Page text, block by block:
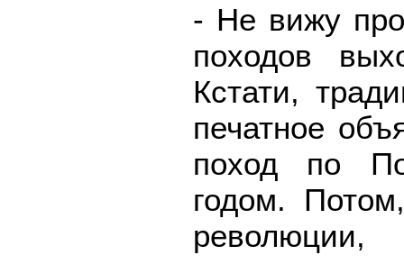
- Не вижу
походов
Кстати,
печатное
поход по
годом.